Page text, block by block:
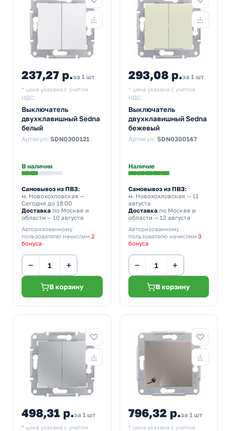
237,27 р.за 1 шт
* цена указана с учетом
НДС.
Выключатель
двухклавишный Sedna
белый
Артикул: SDN0300121
В наличии
Самовывоз из ПВЗ:
м. Новохохловская —
Сегодня до 18:00
Доставка по Москве и
области — 10 августа
Авторизованному
пользователю начислим 2
бонуса
− +
В корзину
293,08 р.за 1 шт
* цена указана с учетом
НДС.
Выключатель
двухклавишный Sedna
бежевый
Артикул: SDN0300147
Наличие
Самовывоз из ПВЗ:
м. Новохохловская — 11
августа
Доставкапо Москве и
области — 12 августа
Авторизованному
пользователю начислим 3
бонуса
− +
В корзину
498,31 р.за 1 шт
* цена указана с учетом
796,32 р.за 1 шт
* цена указана с учетом